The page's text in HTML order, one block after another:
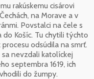
rakúskemu cisárovi
na Morave a v
Povstalci na čele s
do Košíc. Tu chytili týchto
odsúdila na smrť.
nevzdali katolíckej
septembra 1619, ich
do žumpy.